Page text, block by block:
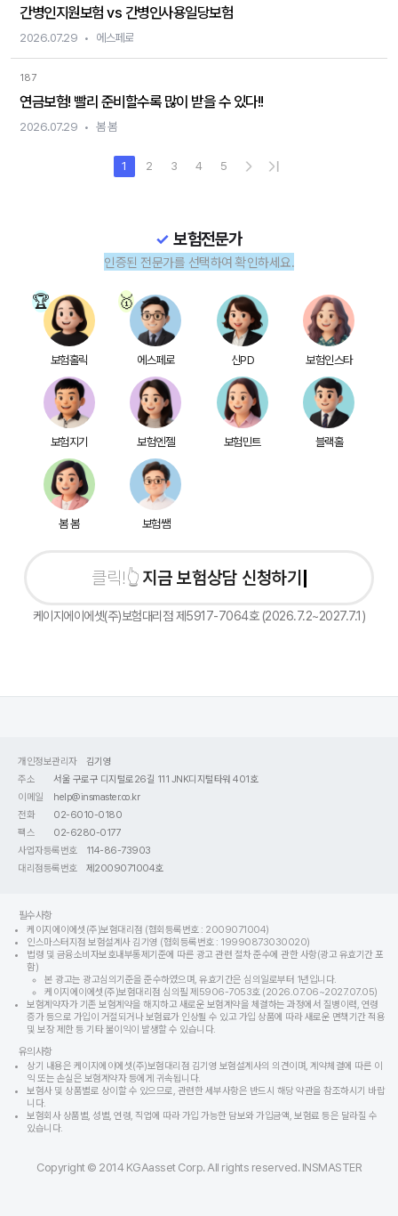
간병인지원보험 vs 간병인사용일당보험
2026.07.29 에스페로
187
연금보험! 빨리 준비할수록 많이 받을 수 있다!!
2026.07.29 봄 봄
1 2 3 4 5
보험전문가
인증된 전문가를 선택하여 확인하세요.
보험홀릭 에스페로 신PD 보험인스타
보험지기 보험엔젤 보험민트 블랙홀
봄 봄 보험쌤
지금 보험상담 신청하기
케이지에이에셋(주)보험대리점 제5917-7064호 (2026.7.2~2027.7.1)
개인정보관리자
김기영
주소
서울 구로구 디지털로26길 111 JNK디지털타워 401호
이메일
help@insmaster.co.kr
전화
02-6010-0180
팩스
02-6280-0177
사업자등록번호
114-86-73903
대리점등록번호
제2009071004호
필수사항
케이지에이에셋(주)보험대리점 (협회등록번호 : 2009071004)
인스마스터지점 보험설계사 김기영 (협회등록번호 : 19990873030020)
법령 및 금융소비자보호내부통제기준에 따른 광고 관련 절차 준수에 관한 사항(광고 유효기간 포
함)
본 광고는 광고심의기준을 준수하였으며, 유효기간은 심의일로부터 1년입니다.
케이지에이에셋(주)보험대리점 심의필 제5906-7053호 (2026.07.06~2027.07.05)
보험계약자가 기존 보험계약을 해지하고 새로운 보험계약을 체결하는 과정에서 질병이력, 연령
증가 등으로 가입이 거절되거나 보험료가 인상될 수 있고 가입 상품에 따라 새로운 면책기간 적용
및 보장 제한 등 기타 불이익이 발생할 수 있습니다.
유의사항
상기 내용은 케이지에이에셋(주)보험대리점 김기영 보험설계사의 의견이며, 계약체결에 따른 이
익 또는 손실은 보험계약자 등에게 귀속됩니다.
보험사 및 상품별로 상이할 수 있으므로, 관련한 세부사항은 반드시 해당 약관을 참조하시기 바랍
니다.
보험회사 상품별, 성별, 연령, 직업에 따라 가입 가능한 담보와 가입금액, 보험료 등은 달라질 수
있습니다.
Copyright © 2014 KGAasset Corp. All rights reserved. INSMASTER